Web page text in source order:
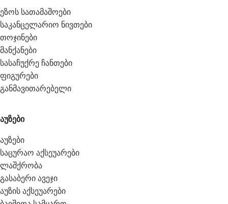
ეზოს სათამაშოები
საკანცელარიო ნივთები
თოჯინები
მანქანები
სასაჩუქრე ჩანთები
ფიგურები
განმავითარებელი
აუზები
აუზები
საცურაო აქსეუარები
ლაშქრობა
გასაბერი ავეჯი
აუზის აქსეუარები